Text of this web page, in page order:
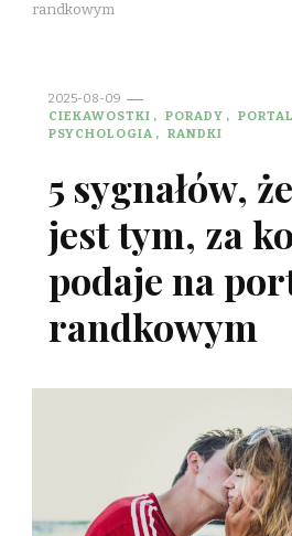
randkowym
2025-08-09
CIEKAWOSTKI
PORADY
PSYCHOLOGIA
RANDKI
5 sygnałów,
jest tym, za
podaje na
randkowym